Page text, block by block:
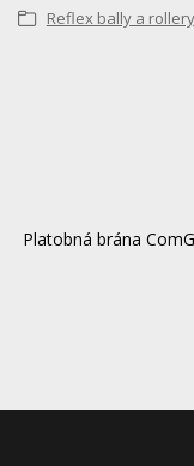
Reflex bally a rollery
Platobná brána